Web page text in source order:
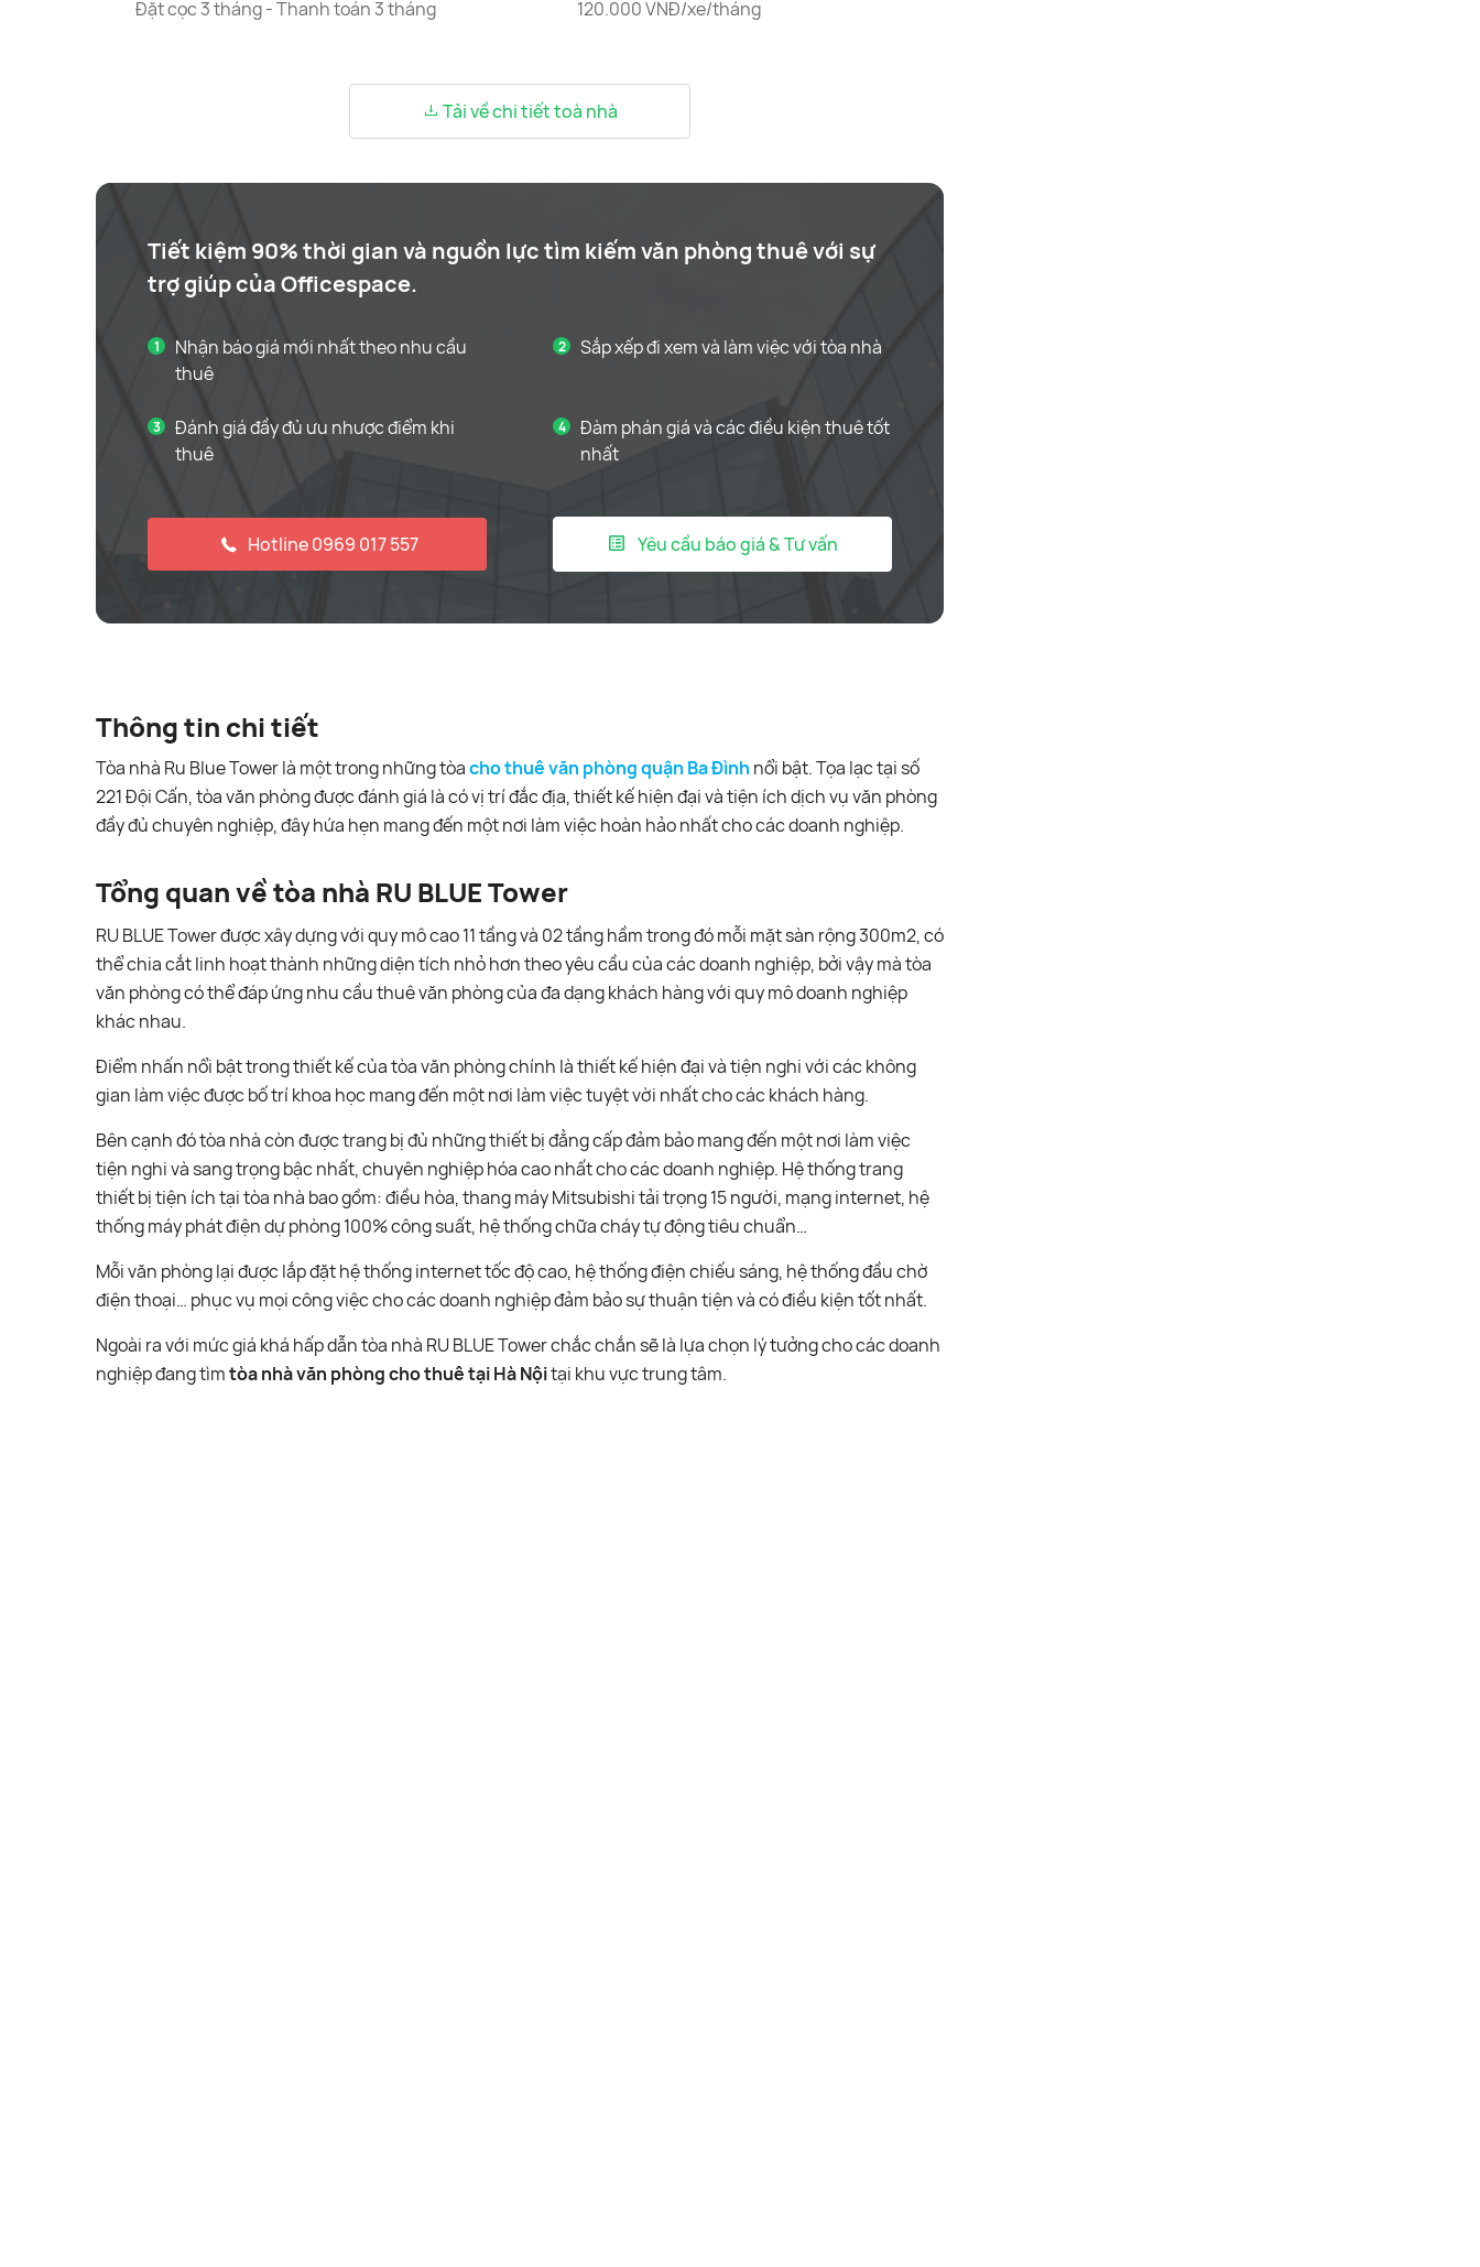
Đặt cọc 3 tháng - Thanh toán 3 tháng 120.000 VNĐ/xe/tháng
Tải về chi tiết toà nhà
Tiết kiệm 90% thời gian và nguồn lực tìm kiếm văn phòng thuê với sự
trợ giúp của Officespace.
Nhận báo giá mới nhất theo nhu cầu
thuê
Sắp xếp đi xem và làm việc với tòa nhà
Đánh giá đầy đủ ưu nhược điểm khi
thuê
Đàm phán giá và các điều kiện thuê tốt
nhất
Hotline 0969 017 557 Yêu cầu báo giá & Tư vấn
Thông tin chi tiết
Tòa nhà Ru Blue Tower là một trong những tòacho thuê văn phòng quận Ba Đình nổi bật. Tọa lạc tại số
221 Đội Cấn, tòa văn phòng được đánh giá là có vị trí đắc địa, thiết kế hiện đại và tiện ích dịch vụ văn phòng
đầy đủ chuyên nghiệp, đây hứa hẹn mang đến một nơi làm việc hoàn hảo nhất cho các doanh nghiệp.
Tổng quan về tòa nhà RU BLUE Tower
RU BLUE Tower được xây dựng với quy mô cao 11 tầng và 02 tầng hầm trong đó mỗi mặt sàn rộng 300m2, có
thể chia cắt linh hoạt thành những diện tích nhỏ hơn theo yêu cầu của các doanh nghiệp, bởi vậy mà tòa
văn phòng có thể đáp ứng nhu cầu thuê văn phòng của đa dạng khách hàng với quy mô doanh nghiệp
khác nhau.
Điểm nhấn nổi bật trong thiết kế của tòa văn phòng chính là thiết kế hiện đại và tiện nghi với các không
gian làm việc được bố trí khoa học mang đến một nơi làm việc tuyệt vời nhất cho các khách hàng.
Bên cạnh đó tòa nhà còn được trang bị đủ những thiết bị đẳng cấp đảm bảo mang đến một nơi làm việc
tiện nghi và sang trọng bậc nhất, chuyên nghiệp hóa cao nhất cho các doanh nghiệp. Hệ thống trang
thiết bị tiện ích tại tòa nhà bao gồm: điều hòa, thang máy Mitsubishi tải trọng 15 người, mạng internet, hệ
thống máy phát điện dự phòng 100% công suất, hệ thống chữa cháy tự động tiêu chuẩn…
Mỗi văn phòng lại được lắp đặt hệ thống internet tốc độ cao, hệ thống điện chiếu sáng, hệ thống đầu chờ
điện thoại… phục vụ mọi công việc cho các doanh nghiệp đảm bảo sự thuận tiện và có điều kiện tốt nhất.
Ngoài ra với mức giá khá hấp dẫn tòa nhà RU BLUE Tower chắc chắn sẽ là lựa chọn lý tưởng cho các doanh
nghiệp đang tìmtòa nhà văn phòng cho thuê tại Hà Nộitại khu vực trung tâm.